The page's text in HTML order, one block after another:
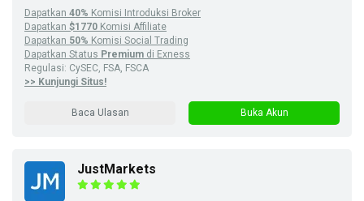
Dapatkan 40% Komisi Introduksi Broker
Dapatkan $1770 Komisi Affiliate
Dapatkan 50% Komisi Social Trading
Dapatkan Status Premium di Exness
Regulasi: CySEC, FSA, FSCA
>> Kunjungi Situs!
Baca Ulasan Buka Akun
JustMarkets